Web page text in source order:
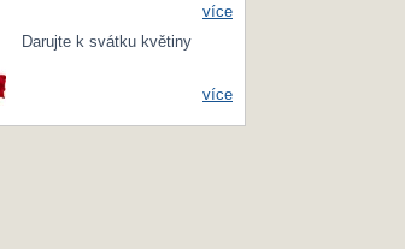
více
Darujte k svátku květiny
více